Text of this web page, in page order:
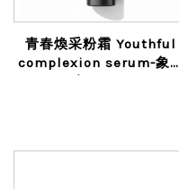
青春煥采粉霜 Youthful
complexion serum-象牙